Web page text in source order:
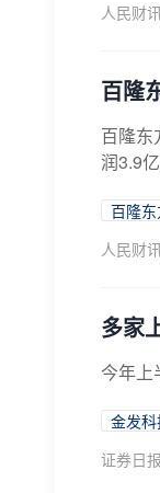
人民财
百隆
百隆东
润3.9
百隆
人民财
多家
今年上
金发科
证券日报